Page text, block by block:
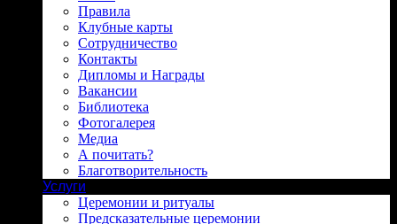
Правила
Клубные карты
Сотрудничество
Контакты
Дипломы и Награды
Вакансии
Библиотека
Фотогалерея
Медиа
А почитать?
Благотворительность
Услуги
Церемонии и ритуалы
Предсказательные церемонии